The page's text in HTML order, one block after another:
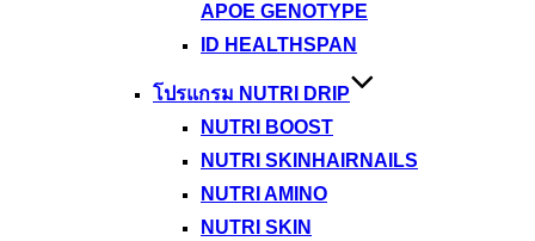
APOE GENOTYPE
ID HEALTHSPAN
โปรแกรม NUTRI DRIP
NUTRI BOOST
NUTRI SKINHAIRNAILS
NUTRI AMINO
NUTRI SKIN